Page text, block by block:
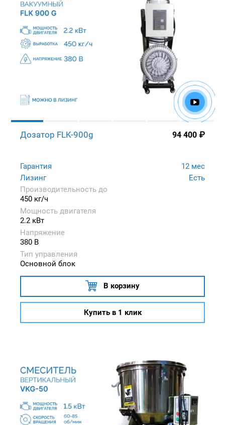
Дозатор FLK-900g 94 400 ₽
Гарантия
12 мес
Лизинг
Есть
Производительность до
450 кг/ч
Мощность двигателя
2.2 кВт
Напряжение
380 В
Тип управления
Основной блок
В корзину
Купить в 1 клик